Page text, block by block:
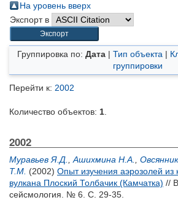
На уровень вверх
Экспорт в
Группировка по: Дата| Тип объекта |
группировки
Перейти к: 2002
Количество объектов: 1
2002
Муравьев Я.Д. Ашихмина Н.А.
Т.М. (2002) Опыт изучения аэрозолей из
вулкана Плоский Толбачик (Камчатка) //
сейсмология. № 6. С. 29-35.